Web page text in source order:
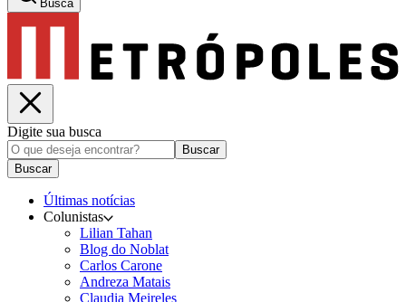
Busca
Digite sua busca
Buscar
Buscar
Últimas notícias
Colunistas
Lilian Tahan
Blog do Noblat
Carlos Carone
Andreza Matais
Claudia Meireles